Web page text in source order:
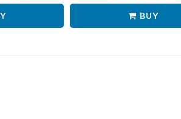
BUY